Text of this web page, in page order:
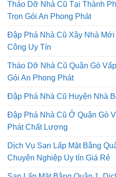
Tháo Dỡ Nhà Cũ Tại Thành
Trọn Gói An Phong Phát
Đập Phá Nhà Cũ Xây Nhà
Công Uy Tín
Tháo Dỡ Nhà Cũ Quận Gò
Gói An Phong Phát
Đập Phá Nhà Cũ Huyện Nhà
Đập Phá Nhà Cũ Ở Quận Gò
Phát Chất Lượng
Dịch Vụ San Lấp Mặt Bằng
Chuyên Nghiệp Uy tín Giá Rẻ